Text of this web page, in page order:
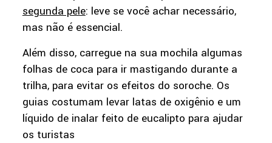
segunda pele: leve se você achar necessário,
mas não é essencial.
Além disso, carregue na sua mochila algumas
folhas de coca para ir mastigando durante a
trilha, para evitar os efeitos do soroche. Os
guias costumam levar latas de oxigênio e um
líquido de inalar feito de eucalipto para ajudar
os turistas